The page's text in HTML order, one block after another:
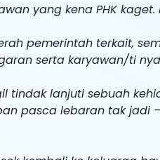
yang kena PHK
pemerintah terkait,
serta karyawan/ti
tindak lanjuti sebuah
pasca lebaran tak jadi